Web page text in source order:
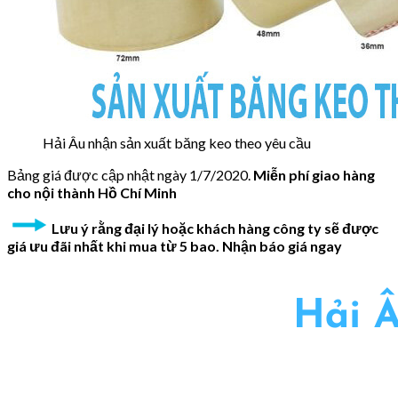
Hải Âu nhận sản xuất băng keo theo yêu cầu
Bảng giá được cập nhật ngày 1/7/2020. Miễn phí giao hàng
cho nội thành Hồ Chí Minh
Lưu ý rằng đại lý hoặc khách hàng công ty sẽ được
giá ưu đãi nhất khi mua từ 5 bao. Nhận báo giá ngay